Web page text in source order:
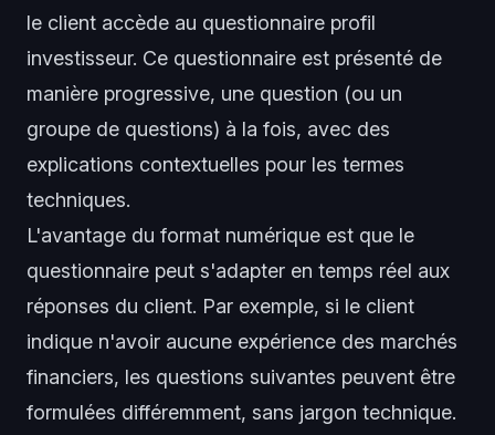
le client accède au questionnaire profil
investisseur. Ce questionnaire est présenté de
manière progressive, une question (ou un
groupe de questions) à la fois, avec des
explications contextuelles pour les termes
techniques.
L'avantage du format numérique est que le
questionnaire peut s'adapter en temps réel aux
réponses du client. Par exemple, si le client
indique n'avoir aucune expérience des marchés
financiers, les questions suivantes peuvent être
formulées différemment, sans jargon technique.